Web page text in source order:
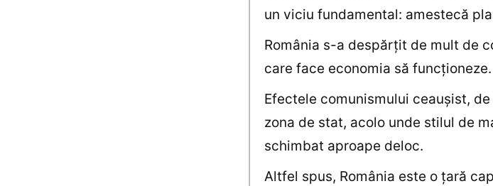
un viciu fundamental: amestecă
România s-a despărţit de mult de
care face economia să funcţioneze.
Efectele comunismului ceauşist,
zona de stat, acolo unde stilul de
schimbat aproape deloc.
Altfel spus, România este o ţară